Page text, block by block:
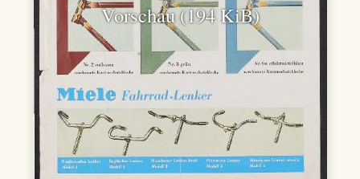
Vorschau (194 KiB)